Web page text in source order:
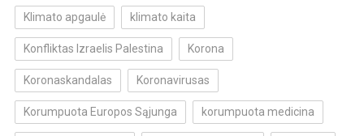
Klimato apgaulė klimato kaita
Konfliktas Izraelis Palestina Korona
Koronaskandalas Koronavirusas
Korumpuota Europos Sąjunga korumpuota medicina